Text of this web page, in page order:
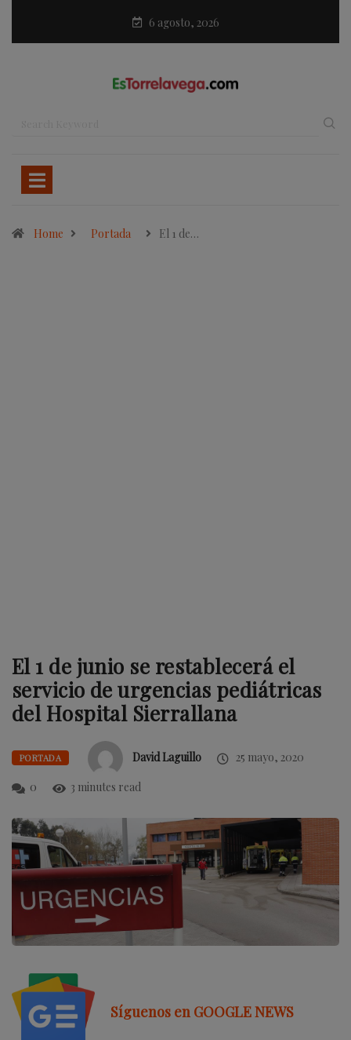
6 agosto, 2026
Home Portada El 1 de…
El 1 de junio se restablecerá el
servicio de urgencias pediátricas
del Hospital Sierrallana
PORTADA David Laguillo
25 mayo, 2020
0
3 minutes read
Síguenos en GOOGLE NEWS